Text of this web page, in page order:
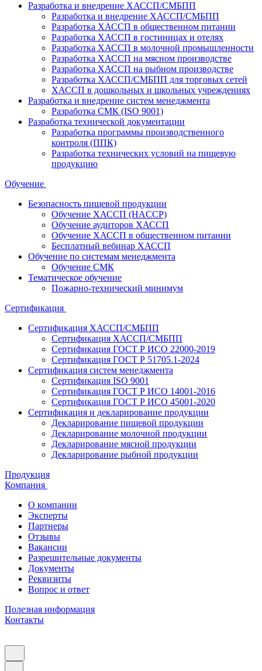
Разработка и внедрение ХАССП/СМБПП
Разработка и внедрение ХАССП/СМБПП
Разработка ХАССП в общественном питании
Разработка ХАССП в гостиницах и отелях
Разработка ХАССП в молочной промышленности
Разработка ХАССП на мясном производстве
Разработка ХАССП на рыбном производстве
Разработка ХАССП/СМБПП для торговых сетей
ХАССП в дошкольных и школьных учреждениях
Разработка и внедрение систем менеджмента
Разработка СМК (ISO 9001)
Разработка технической документации
Разработка программы производственного
контроля (ППК)
Разработка технических условий на пищевую
продукцию
Обучение
Безопасность пищевой продукции
Обучение ХАССП (HACCP)
Обучение аудиторов ХАССП
Обучение ХАССП в общественном питании
Бесплатный вебинар ХАССП
Обучение по системам менеджмента
Обучение СМК
Тематическое обучение
Пожарно-технический минимум
Сертификация
Сертификация ХАССП/СМБПП
Сертификация ХАССП/СМБПП
Сертификация ГОСТ Р ИСО 22000-2019
Сертификация ГОСТ Р 51705.1-2024
Сертификация систем менеджмента
Сертификация ISO 9001
Сертификация ГОСТ Р ИСО 14001-2016
Сертификация ГОСТ Р ИСО 45001-2020
Сертификация и декларирование продукции
Декларирование пищевой продукции
Декларирование молочной продукции
Декларирование мясной продукции
Декларирование рыбной продукции
Продукция
Компания
О компании
Эксперты
Партнеры
Отзывы
Вакансии
Разрешительные документы
Документы
Реквизиты
Вопрос и ответ
Полезная информация
Контакты